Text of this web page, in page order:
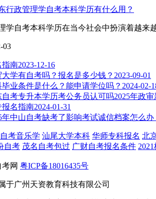
行政管理学自考本科学历有什么用？
学自考本科学历在当今社会中扮演着越来
03
指南2023-12-16
学有自考吗？报名是多少钱？ 2023-09-01
业条件是什么？能申请学位吗？ 2024-02-
自考专升本学历考公务员认可吗2025年政
报名指南2024-01-31
年中山自考缺考了影响考试诚信档案怎么办
自考音乐学 汕尾大学本科 华师专科报名 北
自考 茂名自考包过 广财自考报名条件
网 粤ICP备18016435号
于广州天资教育科技有限公司